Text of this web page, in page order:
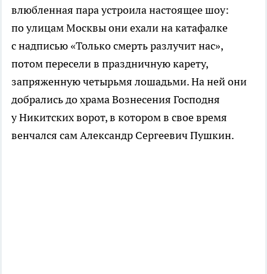
влюбленная пара устроила настоящее шоу:
по улицам Москвы они ехали на катафалке
с надписью «Только смерть разлучит нас»,
потом пересели в праздничную карету,
запряженную четырьмя лошадьми. На ней они
добрались до храма Вознесения Господня
у Никитских ворот, в котором в свое время
венчался сам Александр Сергеевич Пушкин.